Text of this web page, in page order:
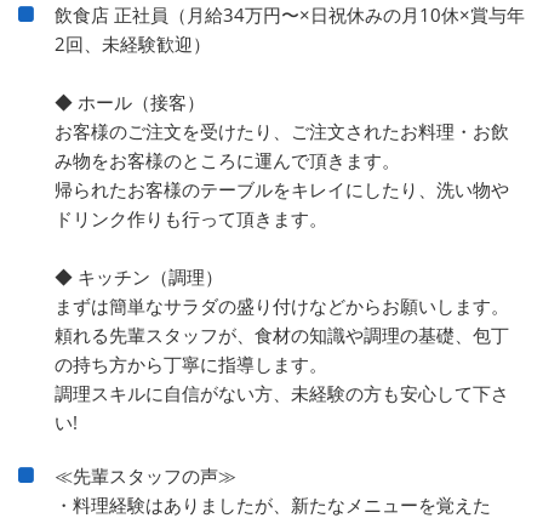
飲食店 正社員（月給34万円〜×日祝休みの月10休×賞与年
2回、未経験歓迎）
◆ ホール（接客）
お客様のご注文を受けたり、ご注文されたお料理・お飲
み物をお客様のところに運んで頂きます。
帰られたお客様のテーブルをキレイにしたり、洗い物や
ドリンク作りも行って頂きます。
◆ キッチン（調理）
まずは簡単なサラダの盛り付けなどからお願いします。
頼れる先輩スタッフが、食材の知識や調理の基礎、包丁
の持ち方から丁寧に指導します。
調理スキルに自信がない方、未経験の方も安心して下さ
い!
≪先輩スタッフの声≫
・料理経験はありましたが、新たなメニューを覚えた